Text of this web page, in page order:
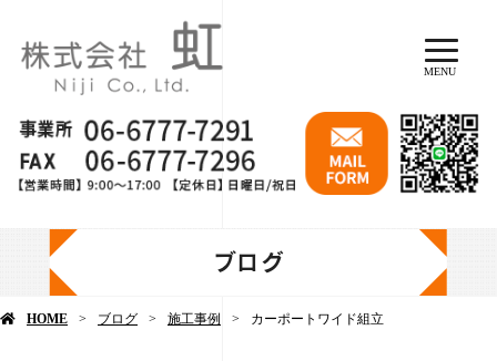
MENU
ブログ
HOME ブログ 施工事例 カーポートワイド組立